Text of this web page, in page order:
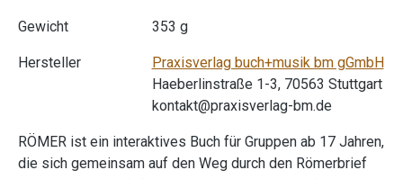
Gewicht 353 g
Hersteller
Praxisverlag buch+musik bm gGmbH
Haeberlinstraße 1-3, 70563 Stuttgart
kontakt@praxisverlag-bm.de
RÖMER ist ein interaktives Buch für Gruppen ab 17 Jahren,
die sich gemeinsam auf den Weg durch den Römerbrief